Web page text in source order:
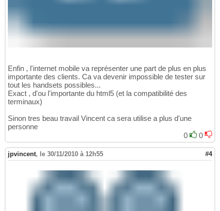
Enfin , l'internet mobile va représenter une part de plus en plus
importante des clients. Ca va devenir impossible de tester sur
tout les handsets possibles...
Exact , d'ou l'importante du html5 (et la compatibilité des
terminaux)
Sinon tres beau travail Vincent ca sera utilise a plus d'une
personne
0
0
jpvincent, le 30/11/2010 à 12h55 #4